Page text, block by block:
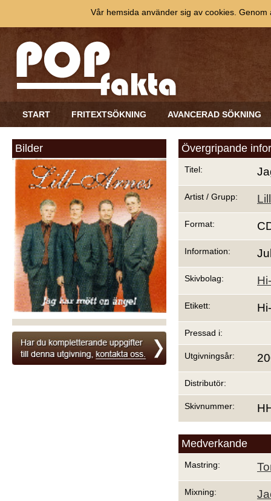
START FRITEXTSÖKNING AVANCERAD SÖKNING
Bilder Övergripande
Titel:
Artist / Grupp:
Format:
Information:
Skivbolag:
Etikett:
Pressad i:
Utgivningsår:
Distributör:
Skivnummer:
Medverkande
Mastring:
Mixning:
Vår hemsida använder sig av cookies.